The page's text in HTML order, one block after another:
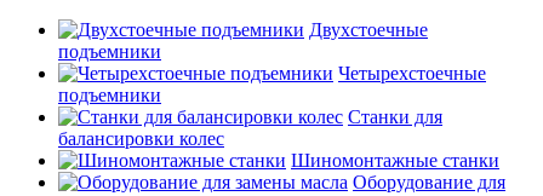
Двухстоечные
подъемники
Четырехстоечные
подъемники
Станки для
балансировки колес
Шиномонтажные станки
Оборудование для